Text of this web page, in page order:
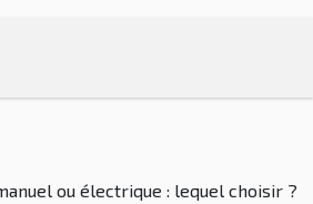
ou électrique : lequel choisir ?